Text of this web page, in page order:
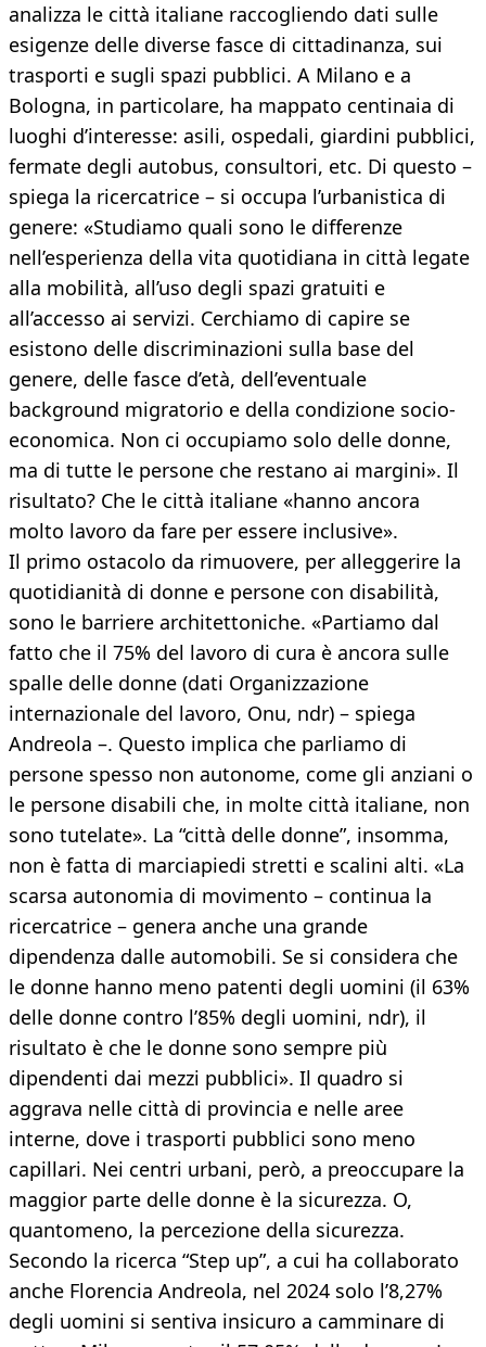
analizza le città italiane raccogliendo dati sulle
esigenze delle diverse fasce di cittadinanza, sui
trasporti e sugli spazi pubblici. A Milano e a
Bologna, in particolare, ha mappato centinaia di
luoghi d’interesse: asili, ospedali, giardini pubblici,
fermate degli autobus, consultori, etc. Di questo –
spiega la ricercatrice – si occupa l’urbanistica di
genere: «Studiamo quali sono le differenze
nell’esperienza della vita quotidiana in città legate
alla mobilità, all’uso degli spazi gratuiti e
all’accesso ai servizi. Cerchiamo di capire se
esistono delle discriminazioni sulla base del
genere, delle fasce d’età, dell’eventuale
background migratorio e della condizione socio-
economica. Non ci occupiamo solo delle donne,
ma di tutte le persone che restano ai margini». Il
risultato? Che le città italiane «hanno ancora
molto lavoro da fare per essere inclusive».
Il primo ostacolo da rimuovere, per alleggerire la
quotidianità di donne e persone con disabilità,
sono le barriere architettoniche. «Partiamo dal
fatto che il 75% del lavoro di cura è ancora sulle
spalle delle donne (dati Organizzazione
internazionale del lavoro, Onu, ndr) – spiega
Andreola –. Questo implica che parliamo di
persone spesso non autonome, come gli anziani o
le persone disabili che, in molte città italiane, non
sono tutelate». La “città delle donne”, insomma,
non è fatta di marciapiedi stretti e scalini alti. «La
scarsa autonomia di movimento – continua la
ricercatrice – genera anche una grande
dipendenza dalle automobili. Se si considera che
le donne hanno meno patenti degli uomini (il 63%
delle donne contro l’85% degli uomini, ndr), il
risultato è che le donne sono sempre più
dipendenti dai mezzi pubblici». Il quadro si
aggrava nelle città di provincia e nelle aree
interne, dove i trasporti pubblici sono meno
capillari. Nei centri urbani, però, a preoccupare la
maggior parte delle donne è la sicurezza. O,
quantomeno, la percezione della sicurezza.
Secondo la ricerca “Step up”, a cui ha collaborato
anche Florencia Andreola, nel 2024 solo l’8,27%
degli uomini si sentiva insicuro a camminare di